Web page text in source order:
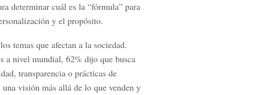
determinar cuál es la “fórmula” para
y el propósito.
temas que afectan a la sociedad.
a nivel mundial, 62% dijo que busca
transparencia o prácticas de
visión más allá de lo que venden y